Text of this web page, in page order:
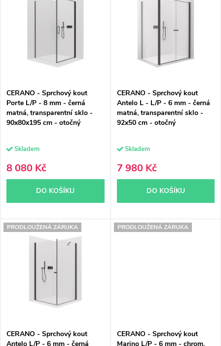
r
o
d
u
k
t
ů
r
o
u
k
t
ů
CERANO - Sprchový kout
Porte L/P - 8 mm - černá
matná, transparentní sklo -
90x80x195 cm - otočný
Skladem
8 080 Kč
DO KOŠÍKU
CERANO - Sprchový kout
Antelo L - L/P - 6 mm - černá
matná, transparentní sklo -
92x50 cm - otočný
Skladem
7 980 Kč
DO KOŠÍKU
PRODLOUŽENÁ ZÁRUKA
CERANO - Sprchový kout
Antelo L/P - 6 mm - černá
PRODLOUŽENÁ ZÁRUKA
CERANO - Sprchový kout
Marino L/P - 6 mm - chrom,